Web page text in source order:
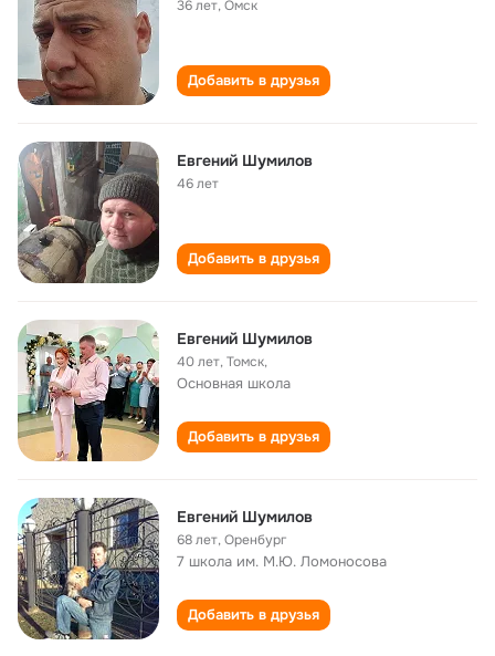
36 лет,Омск
Добавить в друзья
Евгений Шумилов
46 лет
Добавить в друзья
Евгений Шумилов
40 лет,Томск,
Основная школа
Добавить в друзья
Евгений Шумилов
68 лет,Оренбург
7 школа им. М.Ю. Ломоносова
Добавить в друзья